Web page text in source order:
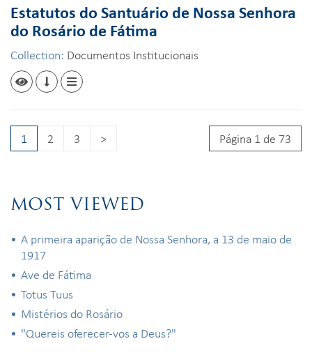
Estatutos do Santuário de Nossa Senhora
do Rosário de Fátima
Collection: Documentos Institucionais
1 2 3 > Página 1 de 73
MOST VIEWED
A primeira aparição de Nossa Senhora, a 13 de maio de
1917
Ave de Fátima
Totus Tuus
Mistérios do Rosário
"Quereis oferecer-vos a Deus?"